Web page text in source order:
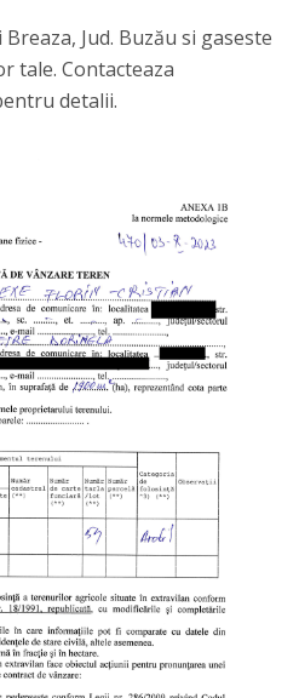
Jud. Buzău si gaseste
tale. Contacteaza
detalii.